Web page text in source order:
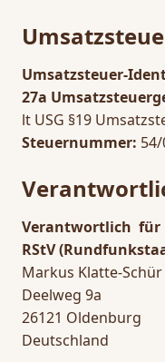
Umsatzsteuer-
27a
lt USG §19
Steuernummer:
Verantwortlich
RStV
Markus Klatte-Schür
Deelweg 9a
26121 Oldenburg
Deutschland